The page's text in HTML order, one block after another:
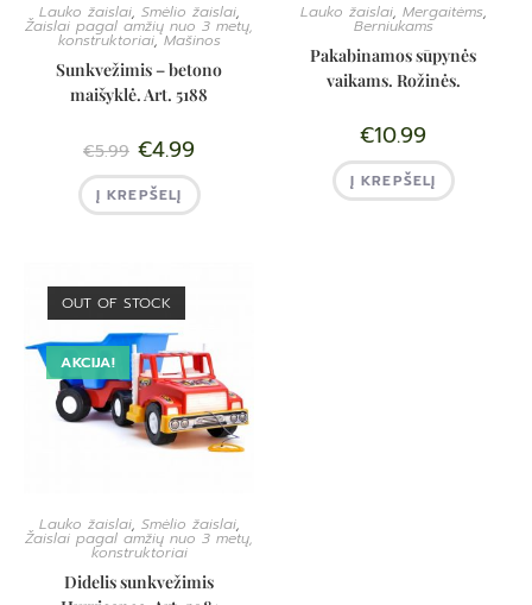
Lauko žaislai, Smėlio žaislai,
Žaislai pagal amžių nuo 3 metų,
konstruktoriai,Mašinos
Sunkvežimis – betono
maišyklė. Art. 5188
€5.99 €4.99
Į KREPŠELĮ
Lauko žaislai, Mergaitėms,
Berniukams
Pakabinamos sūpynės
vaikams. Rožinės.
€10.99
Į KREPŠELĮ
OUT OF STOCK
AKCIJA!
Lauko žaislai, Smėlio žaislai,
Žaislai pagal amžių nuo 3 metų,
konstruktoriai
Didelis sunkvežimis